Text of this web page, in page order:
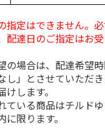
指定はできません。
配達日のご指定はお
場合は、配達希望
」とさせていただき
します。
いる商品はチルドゆ
限ります。